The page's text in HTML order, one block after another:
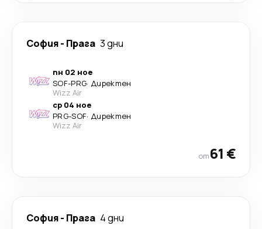
София- Прага 3 дни
пн 02 ное
SOF-PRG· Директен
Wizz Air
ср 04 ное
PRG-SOF· Директен
Wizz Air
от61 €
София- Прага 4 дни